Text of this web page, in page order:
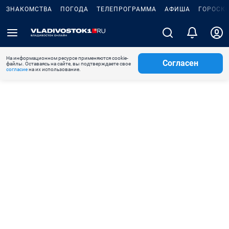
ЗНАКОМСТВА ПОГОДА ТЕЛЕПРОГРАММА АФИША
На информационном ресурсе применяются cookie-
файлы. Оставаясь на сайте, вы подтверждаете свое
согласиена их использование.
Согласен